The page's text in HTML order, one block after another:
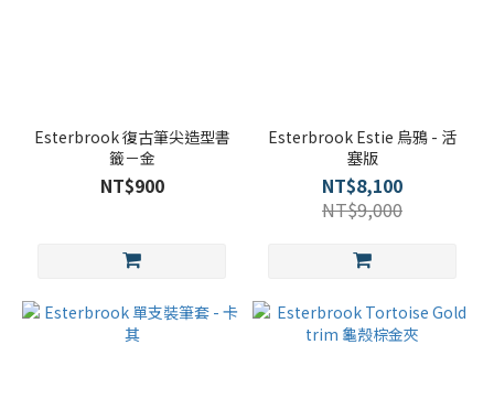
Esterbrook 復古筆尖造型書
籤－金
NT$900
Esterbrook Estie 烏鴉 - 活
塞版
NT$8,100
NT$9,000